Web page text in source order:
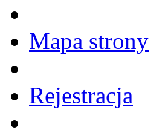
Mapa strony
Rejestracja